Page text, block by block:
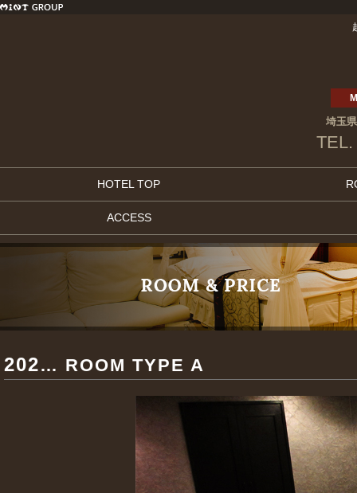
埼玉
TEL.
HOTEL TOP
ACCESS
202… ROOM TYPE A